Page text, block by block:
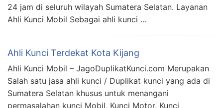
24 jam di seluruh wilayah Sumatera Selatan. Layanan
Ahli Kunci Mobil Sebagai ahli kunci …
Ahli Kunci Terdekat Kota Kijang
Ahli Kunci Mobil – JagoDuplikatKunci.com Merupakan
Salah satu jasa ahli kunci / Duplikat kunci yang ada di
Sumatera Selatan khusus untuk menangani
permasalahan kunci Mobil, Kunci Motor, Kunci